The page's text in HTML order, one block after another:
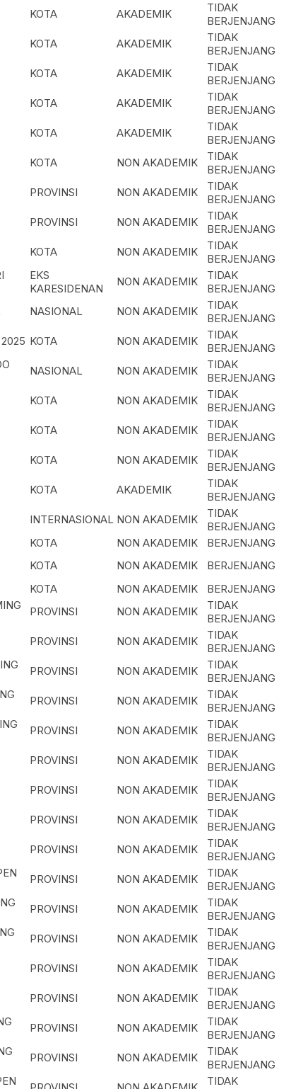
KOTA AKADEMIK
TIDAK
BERJENJANG
KOTA AKADEMIK
TIDAK
BERJENJANG
KOTA AKADEMIK
TIDAK
BERJENJANG
KOTA AKADEMIK
TIDAK
BERJENJANG
KOTA AKADEMIK
TIDAK
BERJENJANG
KOTA NON AKADEMIK
TIDAK
BERJENJANG
PROVINSI NON AKADEMIK
TIDAK
BERJENJANG
PROVINSI NON AKADEMIK
TIDAK
BERJENJANG
KOTA NON AKADEMIK
TIDAK
BERJENJANG
EKS
KARESIDENAN
NON AKADEMIK
TIDAK
BERJENJANG
NASIONAL NON AKADEMIK
TIDAK
BERJENJANG
KOTA NON AKADEMIK
TIDAK
BERJENJANG
NASIONAL NON AKADEMIK
TIDAK
BERJENJANG
KOTA NON AKADEMIK
TIDAK
BERJENJANG
KOTA NON AKADEMIK
TIDAK
BERJENJANG
KOTA NON AKADEMIK
TIDAK
BERJENJANG
KOTA AKADEMIK
TIDAK
BERJENJANG
INTERNASIONAL NON AKADEMIK
TIDAK
BERJENJANG
KOTA NON AKADEMIK
BERJENJANG
KOTA NON AKADEMIK
BERJENJANG
KOTA NON AKADEMIK
BERJENJANG
PROVINSI NON AKADEMIK
TIDAK
BERJENJANG
PROVINSI NON AKADEMIK
TIDAK
BERJENJANG
PROVINSI NON AKADEMIK
TIDAK
BERJENJANG
PROVINSI NON AKADEMIK
TIDAK
BERJENJANG
PROVINSI NON AKADEMIK
TIDAK
BERJENJANG
PROVINSI NON AKADEMIK
TIDAK
BERJENJANG
PROVINSI NON AKADEMIK
TIDAK
BERJENJANG
PROVINSI NON AKADEMIK
TIDAK
BERJENJANG
PROVINSI NON AKADEMIK
TIDAK
BERJENJANG
PROVINSI NON AKADEMIK
TIDAK
BERJENJANG
PROVINSI NON AKADEMIK
TIDAK
BERJENJANG
PROVINSI NON AKADEMIK
TIDAK
BERJENJANG
PROVINSI NON AKADEMIK
TIDAK
BERJENJANG
PROVINSI NON AKADEMIK
TIDAK
BERJENJANG
PROVINSI NON AKADEMIK
TIDAK
BERJENJANG
PROVINSI NON AKADEMIK
TIDAK
BERJENJANG
TIDAK